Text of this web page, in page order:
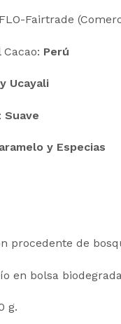
Fairtrade
Perú
Ucayali
Suave
y Especias
procedente de
en bolsa
g.